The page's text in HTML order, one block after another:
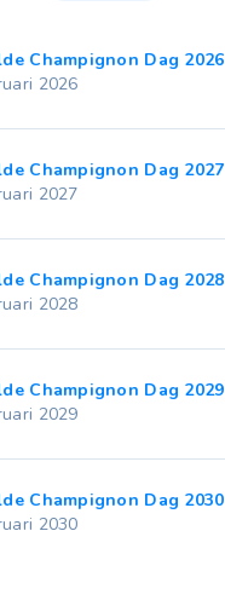
Champignon Dag 2026
2026
Champignon Dag 2027
2027
Champignon Dag 2028
2028
Champignon Dag 2029
2029
Champignon Dag 2030
2030